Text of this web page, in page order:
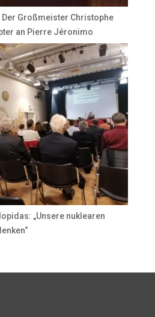
Großmeister Christophe
an Pierre Jéronimo
„Unsere nuklearen